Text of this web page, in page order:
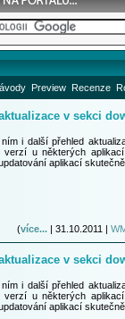
Preview Recenze
v sekci
i další přehled
verzí u některých
aplikací
(více... | 31.10.2011 |
v sekci
i další přehled
verzí u některých
aplikací